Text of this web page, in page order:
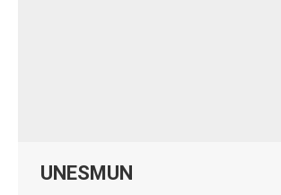
UNESMUN